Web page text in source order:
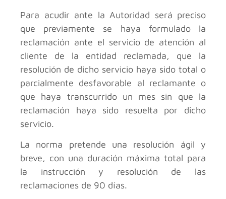
Para acudir ante la Autoridad será preciso
que previamente se haya formulado la
reclamación ante el servicio de atención al
cliente de la entidad reclamada, que la
resolución de dicho servicio haya sido total o
parcialmente desfavorable al reclamante o
que haya transcurrido un mes sin que la
reclamación haya sido resuelta por dicho
servicio.
La norma pretende una resolución ágil y
breve, con una duración máxima total para
la instrucción y resolución de las
reclamaciones de 90 días.